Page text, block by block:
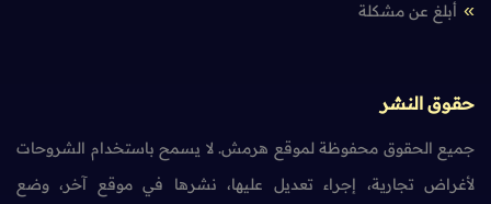
أبلغ عن مشكلة
حقوق النشر
جميع الحقوق محفوظة لموقع هرمش. لا يسمح باستخدام الشروحات
لأغراض تجارية، إجراء تعديل عليها، نشرها في موقع آخر، وضع